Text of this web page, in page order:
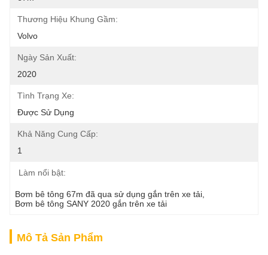
Thương Hiệu Khung Gầm:
Volvo
Ngày Sản Xuất:
2020
Tình Trạng Xe:
Được Sử Dụng
Khả Năng Cung Cấp:
1
Làm nổi bật:
Bơm bê tông 67m đã qua sử dụng gắn trên xe tải
Bơm bê tông SANY 2020 gắn trên xe tải
Mô Tả Sản Phẩm